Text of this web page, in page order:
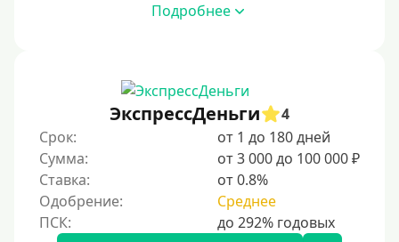
Подробнее
ЭкспрессДеньги
4
Срок:
от 1 до 180 дней
Сумма:
от 3 000 до 100 000 ₽
Ставка:
от 0.8%
Одобрение:
Среднее